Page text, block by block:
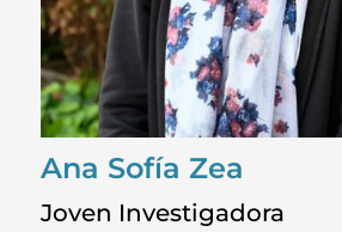
Ana Sofía Zea
Joven Investigadora